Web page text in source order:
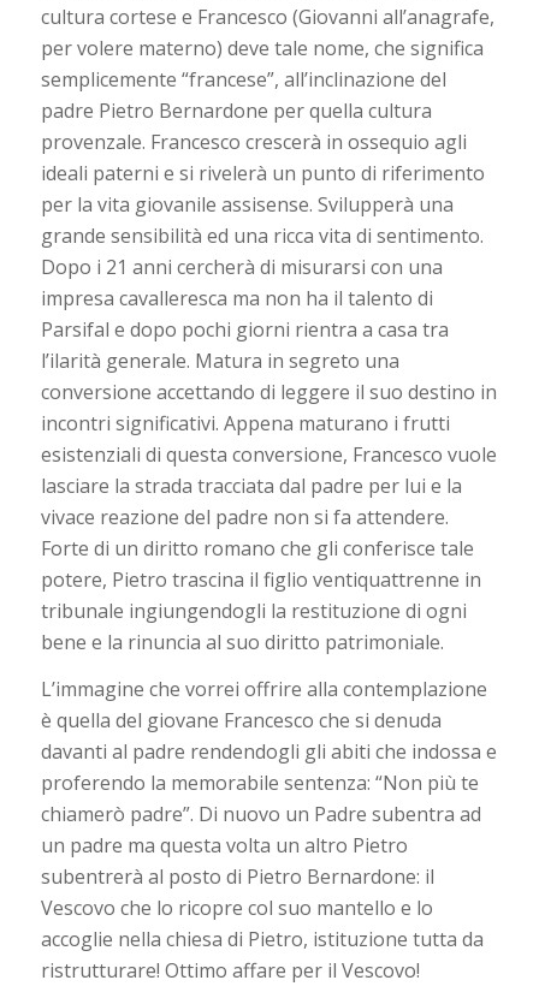
cultura cortese e Francesco (Giovanni all’anagrafe,
per volere materno) deve tale nome, che significa
semplicemente “francese”, all’inclinazione del
padre Pietro Bernardone per quella cultura
provenzale. Francesco crescerà in ossequio agli
ideali paterni e si rivelerà un punto di riferimento
per la vita giovanile assisense. Svilupperà una
grande sensibilità ed una ricca vita di sentimento.
Dopo i 21 anni cercherà di misurarsi con una
impresa cavalleresca ma non ha il talento di
Parsifal e dopo pochi giorni rientra a casa tra
l’ilarità generale. Matura in segreto una
conversione accettando di leggere il suo destino in
incontri significativi. Appena maturano i frutti
esistenziali di questa conversione, Francesco vuole
lasciare la strada tracciata dal padre per lui e la
vivace reazione del padre non si fa attendere.
Forte di un diritto romano che gli conferisce tale
potere, Pietro trascina il figlio ventiquattrenne in
tribunale ingiungendogli la restituzione di ogni
bene e la rinuncia al suo diritto patrimoniale.
L’immagine che vorrei offrire alla contemplazione
è quella del giovane Francesco che si denuda
davanti al padre rendendogli gli abiti che indossa e
proferendo la memorabile sentenza: “Non più te
chiamerò padre”. Di nuovo un Padre subentra ad
un padre ma questa volta un altro Pietro
subentrerà al posto di Pietro Bernardone: il
Vescovo che lo ricopre col suo mantello e lo
accoglie nella chiesa di Pietro, istituzione tutta da
ristrutturare! Ottimo affare per il Vescovo!